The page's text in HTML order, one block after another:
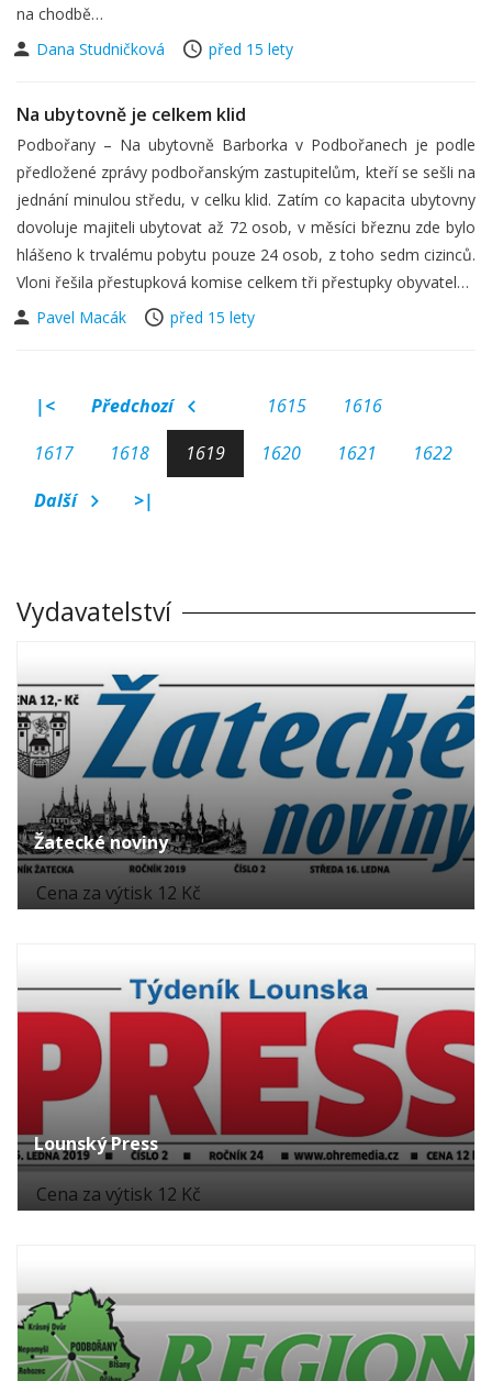
na chodbě…
Dana Studničková
před 15 lety
Na ubytovně je celkem klid
Podbořany – Na ubytovně Barborka v Podbořanech je podle
předložené zprávy podbořanským zastupitelům, kteří se sešli na
jednání minulou středu, v celku klid. Zatím co kapacita ubytovny
dovoluje majiteli ubytovat až 72 osob, v měsíci březnu zde bylo
hlášeno k trvalému pobytu pouze 24 osob, z toho sedm cizinců.
Vloni řešila přestupková komise celkem tři přestupky obyvatel…
Pavel Macák
před 15 lety
|< Předchozí 1615
1616
1617
1618 1619 1620 1621
1622
Další
>|
Vydavatelství
Žatecké noviny
Cena za výtisk 12 Kč
Lounský Press
Cena za výtisk 12 Kč